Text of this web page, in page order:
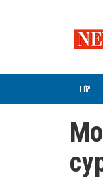
НҮҮР